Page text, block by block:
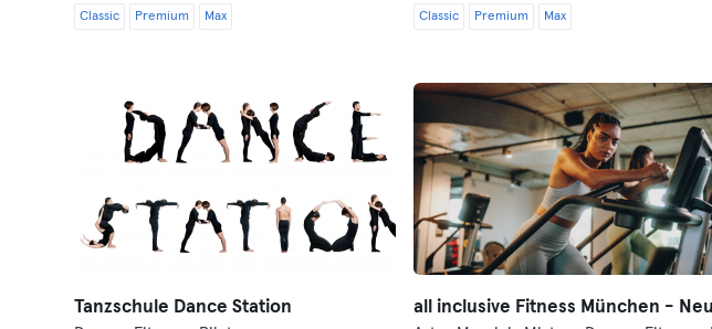
Classic Premium Max Classic Premium Max
Tanzschule Dance Station